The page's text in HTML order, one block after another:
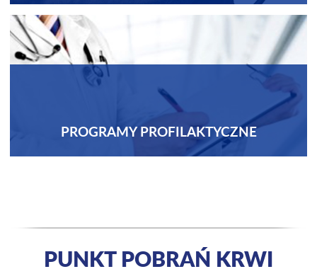
PROGRAMY PROFILAKTYCZNE
PUNKT POBRAŃ KRWI